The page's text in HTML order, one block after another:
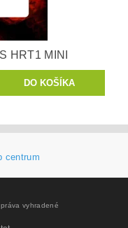
HRT1 MINI
centrum
práva vyhradené